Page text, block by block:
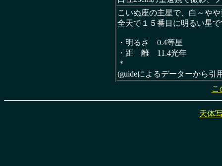
こいぬ座の主星で、白～や
全天で１５番目に明るい星
・明るさ 0.4等星
・距 離 11.4光年
＊
(guideによるデーターから引
こ
天体